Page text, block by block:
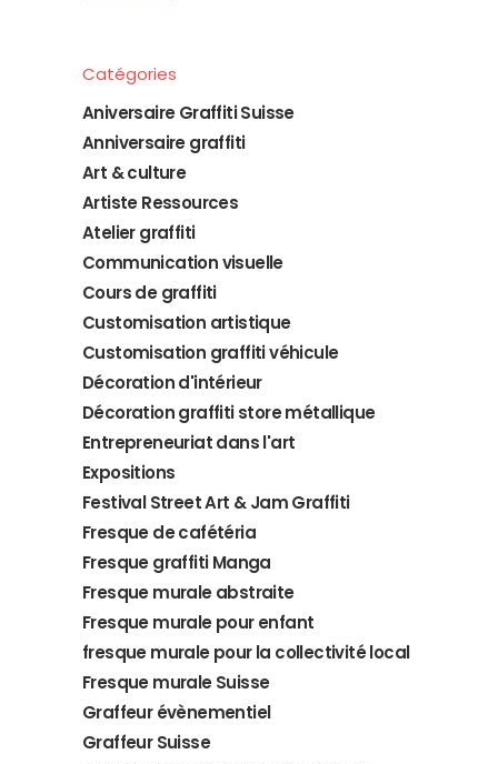
Catégories
Aniversaire Graffiti Suisse
Anniversaire graffiti
Art & culture
Artiste Ressources
Atelier graffiti
Communication visuelle
Cours de graffiti
Customisation artistique
Customisation graffiti véhicule
Décoration d'intérieur
Décoration graffiti store métallique
Entrepreneuriat dans l'art
Expositions
Festival Street Art & Jam Graffiti
Fresque de cafétéria
Fresque graffiti Manga
Fresque murale abstraite
Fresque murale pour enfant
fresque murale pour la collectivité local
Fresque murale Suisse
Graffeur évènementiel
Graffeur Suisse